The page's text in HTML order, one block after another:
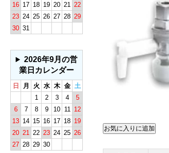
16 17 18 19 20 21 22
23 24 25 26 27 28 29
30 31
2026年9月の営
業日カレンダー
日 月 火 水 木 金 土
1
2 3 4
5
6
7 8 9 10 11 12
13 14 15 16 17 18 19
20 21 22 23 24 25 26
27 28 29 30